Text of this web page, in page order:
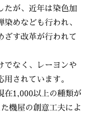
たが、近年は染色加
めなども行われ、
ざす改革が行われて
でなく、レーヨンや
されています。
在1,000以上の種類が
機屋の創意工夫によ